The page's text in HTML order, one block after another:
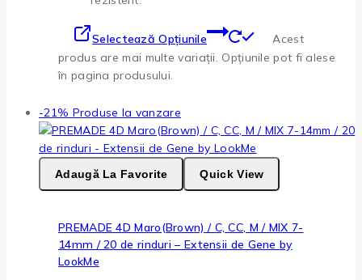
Selectează Opțiunile
Acest
produs are mai multe variații. Opțiunile pot fi alese
în pagina produsului.
-21% Produse la vanzare
Adaugă La Favorite Quick View
PREMADE 4D Maro(Brown) / C, CC, M / MIX 7-
14mm / 20 de rinduri – Extensii de Gene by
LookMe